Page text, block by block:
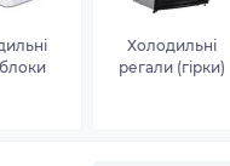
Холодильні
регали (гірки)